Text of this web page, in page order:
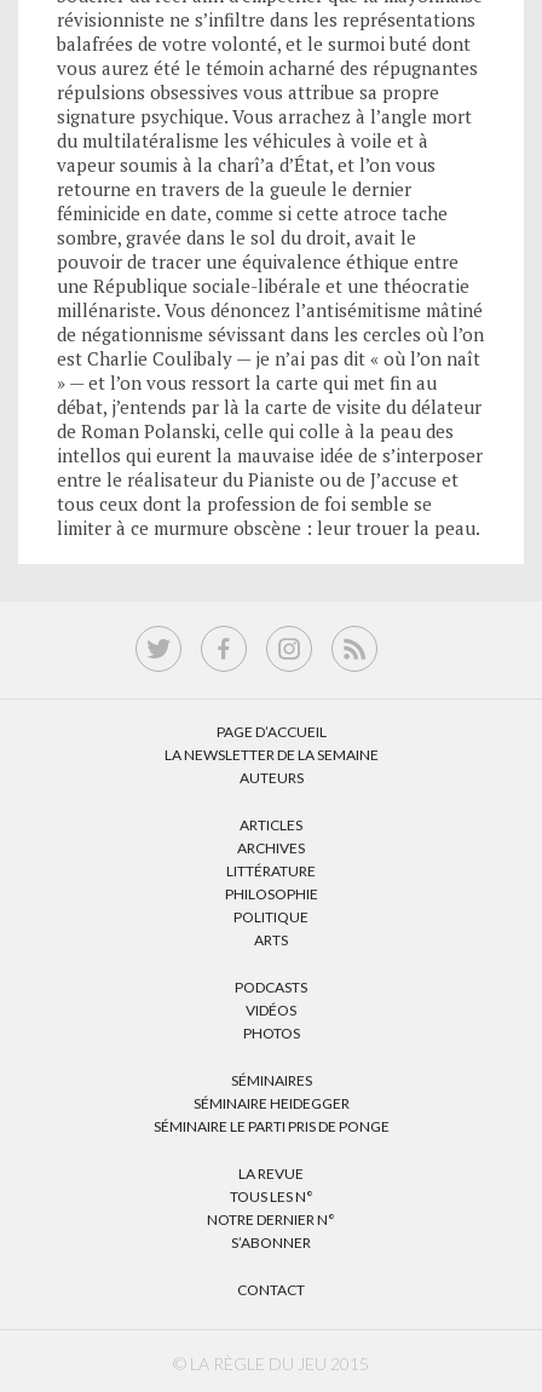
révisionniste ne s’infiltre dans les représentations
balafrées de votre volonté, et le surmoi buté dont
vous aurez été le témoin acharné des répugnantes
répulsions obsessives vous attribue sa propre
signature psychique. Vous arrachez à l’angle mort
du multilatéralisme les véhicules à voile et à
vapeur soumis à la charî’a d’État, et l’on vous
retourne en travers de la gueule le dernier
féminicide en date, comme si cette atroce tache
sombre, gravée dans le sol du droit, avait le
pouvoir de tracer une équivalence éthique entre
une République sociale-libérale et une théocratie
millénariste. Vous dénoncez l’antisémitisme mâtiné
de négationnisme sévissant dans les cercles où l’on
est Charlie Coulibaly — je n’ai pas dit « où l’on naît
» — et l’on vous ressort la carte qui met fin au
débat, j’entends par là la carte de visite du délateur
de Roman Polanski, celle qui colle à la peau des
intellos qui eurent la mauvaise idée de s’interposer
entre le réalisateur du Pianiste ou de J’accuse et
tous ceux dont la profession de foi semble se
limiter à ce murmure obscène : leur trouer la peau.
PAGE D’ACCUEIL
LA NEWSLETTER DE LA SEMAINE
AUTEURS
ARTICLES
ARCHIVES
LITTÉRATURE
PHILOSOPHIE
POLITIQUE
ARTS
PODCASTS
VIDÉOS
PHOTOS
SÉMINAIRES
SÉMINAIRE HEIDEGGER
SÉMINAIRE LE PARTI PRIS DE PONGE
LA REVUE
TOUS LES N°
NOTRE DERNIER N°
S’ABONNER
CONTACT
© LA RÈGLE DU JEU 2015